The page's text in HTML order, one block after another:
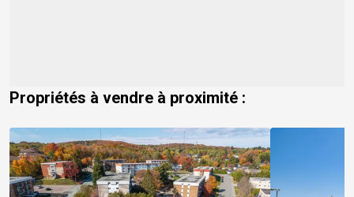
Propriétés à vendre à proximité :